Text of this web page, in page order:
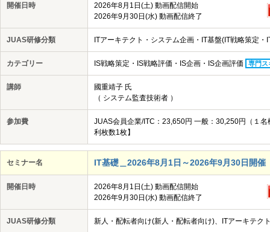
開催日時
2026年8月1日(土) 動画配信開始
2026年9月30日(水) 動画配信終了
JUAS研修分類 ITアーキテクト・システム企画・IT基盤(IT戦略策定・
カテゴリー IS戦略策定・IS戦略評価・IS企画・IS企画評価 専門ス
講師
國重靖子 氏
（ システム監査技術者 ）
参加費
JUAS会員企業/ITC：23,650円 一般：30,250円（１
利枚数1枚】
セミナー名 IT基礎＿2026年8月1日～2026年9月30日開催
開催日時
2026年8月1日(土) 動画配信開始
2026年9月30日(水) 動画配信終了
JUAS研修分類 新人・配転者向け(新人・配転者向け)、ITアーキテク